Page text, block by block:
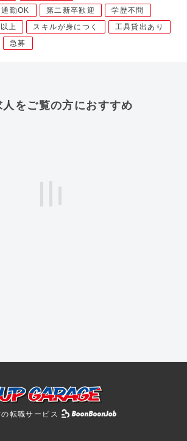
勤OK
第二新卒歓迎
学歴不問
上
スキルが身につく
工具貸出あり
急募
人をご覧の方におすすめ
転職サービス